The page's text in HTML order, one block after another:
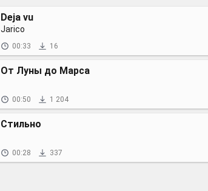
Deja vu
Jarico
00:33 16
От Луны до Марса
00:50 1 204
Стильно
00:28 337